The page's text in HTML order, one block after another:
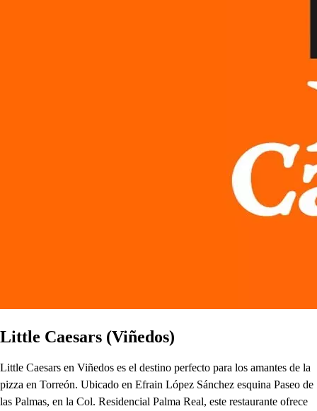
Little Caesars (Viñedos)
Little Caesars en Viñedos es el destino perfecto para los amantes de la
pizza en Torreón. Ubicado en Efrain López Sánchez esquina Paseo de
las Palmas, en la Col. Residencial Palma Real, este restaurante ofrece